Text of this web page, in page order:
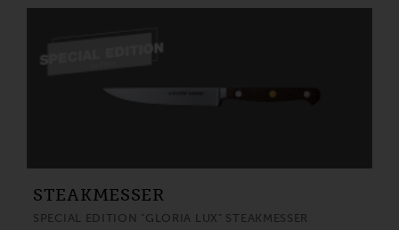
STEAKMESSER
SPECIAL EDITION "GLORIA LUX" STEAKMESSER